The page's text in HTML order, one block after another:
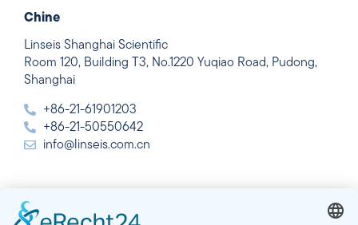
Chine
Linseis Shanghai Scientific
Room 120, Building T3, No.1220 Yuqiao Road, Pudong,
Shanghai
+86-21-61901203
+86-21-50550642
info@linseis.com.cn
Inde